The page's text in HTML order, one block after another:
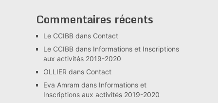
Commentaires récents
Le CCIBBdans Contact
Le CCIBBdans Informations et Inscriptions
aux activités 2019-2020
OLLIER dans Contact
Eva Amram dans Informations et
Inscriptions aux activités 2019-2020